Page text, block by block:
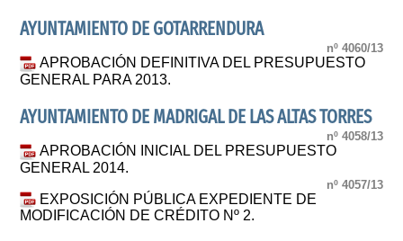
AYUNTAMIENTO DE GOTARRENDURA
nº 4060/13
APROBACIÓN DEFINITIVA DEL PRESUPUESTO
GENERAL PARA 2013.
AYUNTAMIENTO DE MADRIGAL DE LAS ALTAS TORRES
nº 4058/13
APROBACIÓN INICIAL DEL PRESUPUESTO
GENERAL 2014.
nº 4057/13
EXPOSICIÓN PÚBLICA EXPEDIENTE DE
MODIFICACIÓN DE CRÉDITO Nº 2.